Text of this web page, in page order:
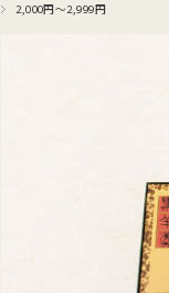
上生菓子
コクのあるこし餡
強い求肥で包み
糖を贅沢にまぶし
もち皮ど
しっとりとしたも
産小豆のつぶあ
の森八定番菓子
ご自宅用
2,000円～2,999円